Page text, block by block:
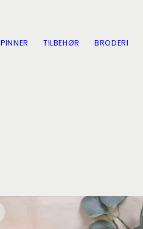
PINNER TILBEHØR BRODERI